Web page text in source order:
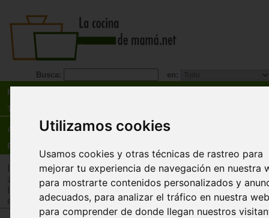
Utilizamos cookies
Usamos cookies y otras técnicas de rastreo para
mejorar tu experiencia de navegación en nuestra
para mostrarte contenidos personalizados y
adecuados, para analizar el tráfico en nuestra
para comprender de donde llegan nuestros
Busca: en:
Recetas
Tienda
Actualidad
Registro
>Tienda>Juguetes infantiles>Juguetes por edad>
años
>Tienda > Juguetes infantiles > Juguetes por tipo >
estimulación intelectual y memoria